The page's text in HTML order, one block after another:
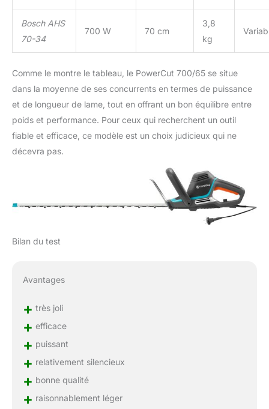
Bosch AHS
70-34
700 W 70 cm
3,8
kg
Comme le montre le tableau, le PowerCut 700/65 se situe
dans la moyenne de ses concurrents en termes de puissance
et de longueur de lame, tout en offrant un bon équilibre entre
poids et performance. Pour ceux qui recherchent un outil
fiable et efficace, ce modèle est un choix judicieux qui ne
décevra pas.
Bilan du test
Avantages
+ très joli
+ efficace
+ puissant
+ relativement silencieux
+ bonne qualité
+ raisonnablement léger